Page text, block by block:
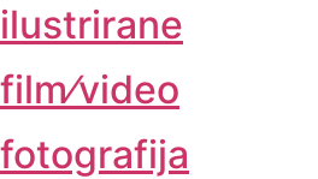
ilustrirane
film⁄video
fotografija